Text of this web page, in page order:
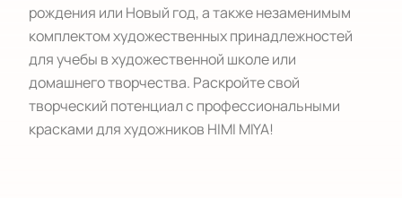
рождения или Новый год, а также незаменимым
комплектом художественных принадлежностей
для учебы в художественной школе или
домашнего творчества. Раскройте свой
творческий потенциал с профессиональными
красками для художников HIMI MIYA!